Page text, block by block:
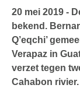
20 mei 2019 -
bekend.
Q’eqchi’
Verapaz in
verzet tegen
Cahabon rivier.